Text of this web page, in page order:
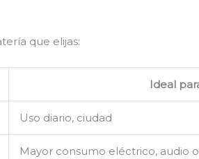
que elijas:
Ideal
Uso diario, ciudad
Mayor consumo eléctrico, audio